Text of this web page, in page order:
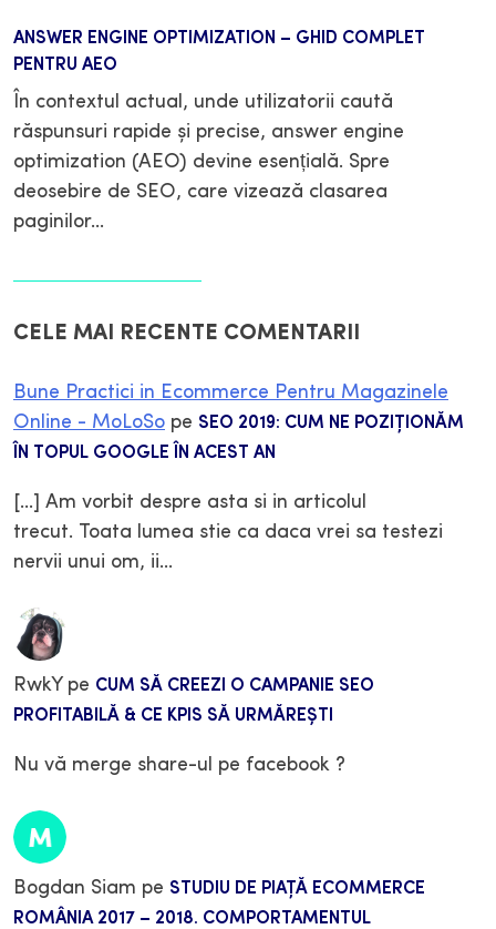
ANSWER ENGINE OPTIMIZATION – GHID COMPLET
PENTRU AEO
În contextul actual, unde utilizatorii caută
răspunsuri rapide și precise, answer engine
optimization (AEO) devine esențială. Spre
deosebire de SEO, care vizează clasarea
paginilor…
CELE MAI RECENTE COMENTARII
Bune Practici in Ecommerce Pentru Magazinele
Online - MoLoSo pe SEO 2019: CUM NE POZIŢIONĂM
ÎN TOPUL GOOGLE ÎN ACEST AN
[…] Am vorbit despre asta si in articolul
trecut. Toata lumea stie ca daca vrei sa testezi
nervii unui om, ii…
RwkYpe CUM SĂ CREEZI O CAMPANIE SEO
PROFITABILĂ & CE KPIS SĂ URMĂREȘTI
Nu vă merge share-ul pe facebook ?
Bogdan Siam pe STUDIU DE PIAŢĂ ECOMMERCE
ROMÂNIA 2017 – 2018. COMPORTAMENTUL